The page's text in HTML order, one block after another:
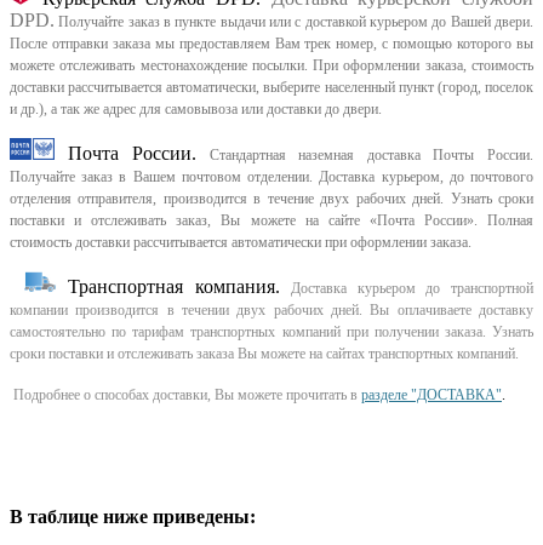
DPD. Получайте заказ в пункте выдачи или с доставкой курьером до Вашей двери.
После отправки заказа мы предоставляем Вам трек номер, с помощью которого вы
можете отслеживать местонахождение посылки. При оформлении заказа, стоимость
доставки рассчитывается автоматически, выберите населенный пункт (город, поселок
и др.), а так же адрес для самовывоза или доставки до двери.
Почта России.
Стандартная наземная доставка Почты России.
Получайте заказ в Вашем почтовом отделении. Доставка курьером, до почтового
отделения отправителя, производится в течение двух рабочих дней. Узнать сроки
поставки и отслеживать заказ, Вы можете на сайте «Почта России». Полная
стоимость доставки рассчитывается автоматически при оформлении заказа.
Транспортная компания.
Доставка курьером до транспортной
компании производится в течении двух рабочих дней. Вы оплачиваете доставку
самостоятельно по тарифам транспортных компаний при получении заказа. Узнать
сроки поставки и отслеживать заказа Вы можете на сайтах транспортных компаний.
Подробнее о способах доставки, Вы можете прочитать в разделе "ДОСТАВКА"
В таблице ниже приведены: